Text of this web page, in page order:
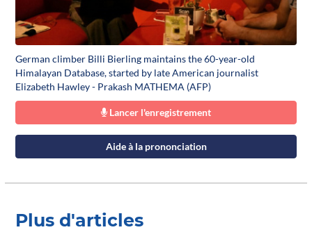
German climber Billi Bierling maintains the 60-year-old
Himalayan Database, started by late American journalist
Elizabeth Hawley - Prakash MATHEMA (AFP)
Lancer l'enregistrement
Aide à la prononciation
Plus d'articles